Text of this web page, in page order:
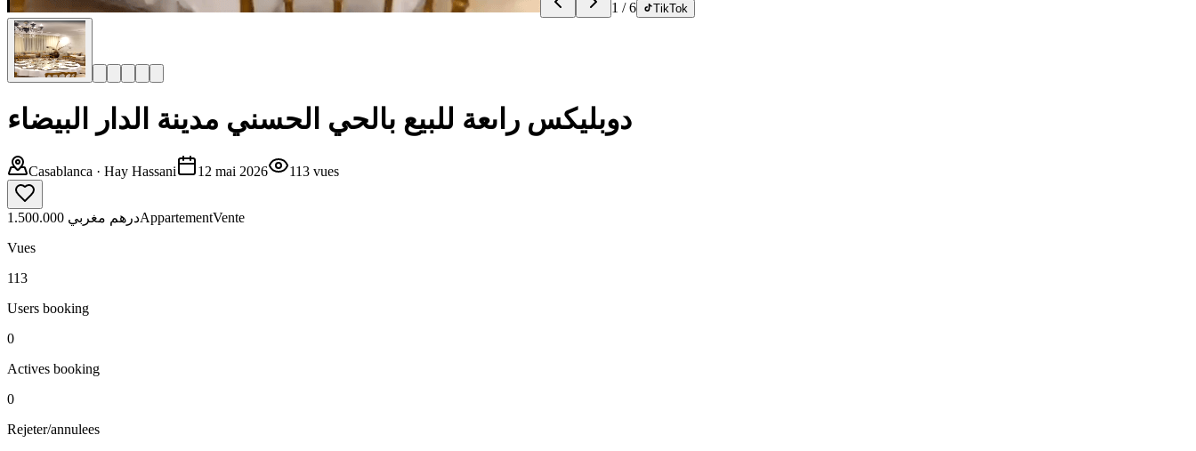
1 /6 TikTok
دوبليكس راىعة للبيع بالحي الحسني مدينة الدار البيضاء
Casablanca · Hay Hassani 12 mai 2026 113 vues
1.500.000 درهم مغربيAppartementVente
Vues
113
Users booking
0
Actives booking
0
Rejeter/annulees